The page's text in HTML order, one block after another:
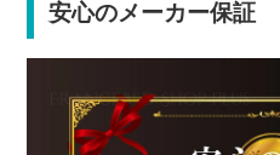
安心のメーカー保証